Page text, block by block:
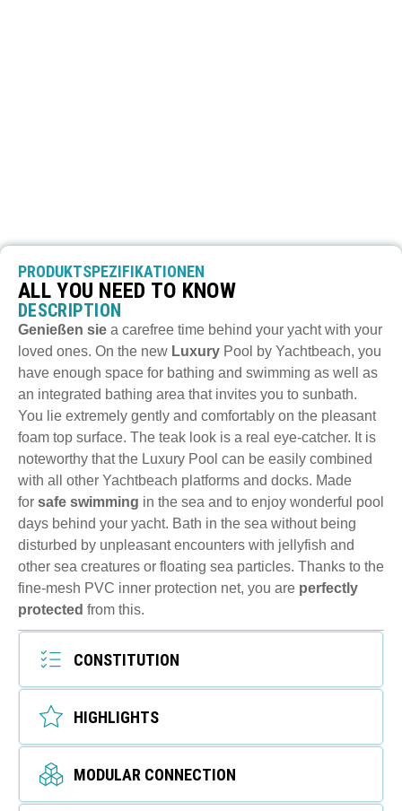
PRODUKTSPEZIFIKATIONEN
ALL YOU NEED TO KNOW
DESCRIPTION
Genießen sie a carefree time behind your yacht with your
loved ones. On the new Luxury Pool by Yachtbeach, you
have enough space for bathing and swimming as well as
an integrated bathing area that invites you to sunbath.
You lie extremely gently and comfortably on the pleasant
foam top surface. The teak look is a real eye-catcher. It is
noteworthy that the Luxury Pool can be easily combined
with all other Yachtbeach platforms and docks. Made
for safe swimming in the sea and to enjoy wonderful pool
days behind your yacht. Bath in the sea without being
disturbed by unpleasant encounters with jellyfish and
other sea creatures or floating sea particles. Thanks to the
fine-mesh PVC inner protection net, you are perfectly
protected from this.
CONSTITUTION
HIGHLIGHTS
MODULAR CONNECTION